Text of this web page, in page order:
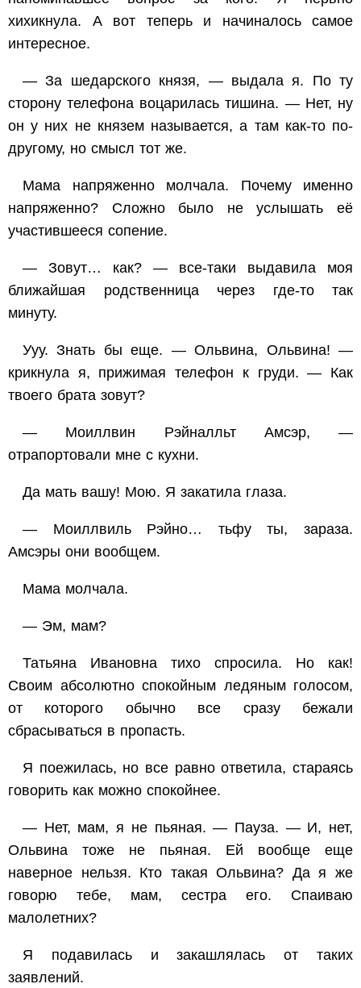
хихикнула. А вот теперь и начиналось самое
интересное.
— За шедарского князя, — выдала я. По ту
сторону телефона воцарилась тишина. — Нет, ну
он у них не князем называется, а там как-то по-
другому, но смысл тот же.
Мама напряженно молчала. Почему именно
напряженно? Сложно было не услышать её
участившееся сопение.
— Зовут… как? — все-таки выдавила моя
ближайшая родственница через где-то так
минуту.
Ууу. Знать бы еще. — Ольвина, Ольвина! —
крикнула я, прижимая телефон к груди. — Как
твоего брата зовут?
— Моиллвин Рэйналльт Амсэр, —
отрапортовали мне с кухни.
Да мать вашу! Мою. Я закатила глаза.
— Моиллвиль Рэйно… тьфу ты, зараза.
Амсэры они вообщем.
Мама молчала.
— Эм, мам?
Татьяна Ивановна тихо спросила. Но как!
Своим абсолютно спокойным ледяным голосом,
от которого обычно все сразу бежали
сбрасываться в пропасть.
Я поежилась, но все равно ответила, стараясь
говорить как можно спокойнее.
— Нет, мам, я не пьяная. — Пауза. — И, нет,
Ольвина тоже не пьяная. Ей вообще еще
наверное нельзя. Кто такая Ольвина? Да я же
говорю тебе, мам, сестра его. Спаиваю
малолетних?
Я подавилась и закашлялась от таких
заявлений.